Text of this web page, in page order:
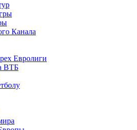
Канала
Евролиги
ВТБ